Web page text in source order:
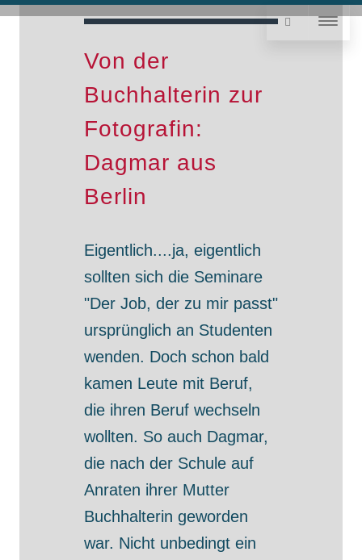
Von der
Buchhalterin zur
Fotografin:
Dagmar aus
Berlin
Eigentlich....ja, eigentlich
sollten sich die Seminare
"Der Job, der zu mir passt"
ursprünglich an Studenten
wenden. Doch schon bald
kamen Leute mit Beruf,
die ihren Beruf wechseln
wollten. So auch Dagmar,
die nach der Schule auf
Anraten ihrer Mutter
Buchhalterin geworden
war. Nicht unbedingt ein